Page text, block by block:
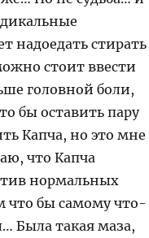
надоедать стирать
стоит ввести
головной боли,
бы оставить пару
Капча, но это мне
что Капча
нормальных
что бы самому что-
Была такая маза,